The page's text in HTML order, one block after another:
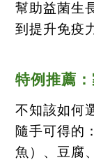
幫助益菌生
到提升免疫
特例推薦
不知該如何
隨手可得的
魚）、豆腐